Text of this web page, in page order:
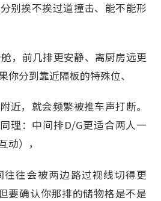
别挨不挨过道撞击、能不能形
，前几排更安静、离厨房远更
你分到靠近隔板的特殊位、
近，就会频繁被推车声打断。
理：中间排D/G更适合两人一
），
往会被两边路过视线切得更
要确认你那排的储物格是不是